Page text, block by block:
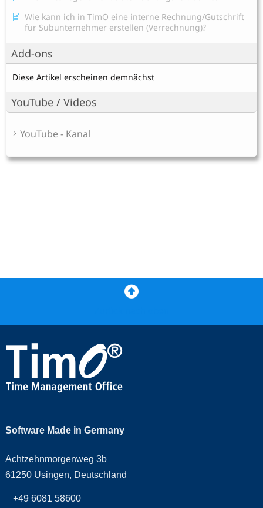
Wie kann ich in TimO eine interne Rechnung/Gutschrift
für Subunternehmer erstellen (Verrechnung)?
Add-ons
Diese Artikel erscheinen demnächst
YouTube / Videos
YouTube - Kanal
Software Made in Germany
Achtzehnmorgenweg 3b
61250 Usingen, Deutschland
+49 6081 58600